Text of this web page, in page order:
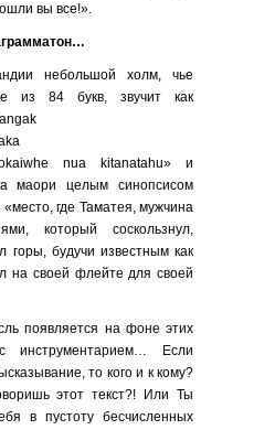
вы все!».
небольшой холм, чье
из 84 букв, звучит как
nua kitanatahu» и
маори целым синопсисом
где Таматея, мужчина
который соскользнул,
горы, будучи известным как
на своей флейте для своей
появляется на фоне этих
инструментарием… Если
то кого и к кому?
этот текст?! Или Ты
в пустоту бесчисленных